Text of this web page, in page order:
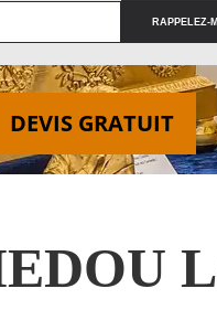
DEVIS GRATUIT